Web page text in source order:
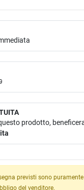
prodotto,
previsti sono
del venditore.